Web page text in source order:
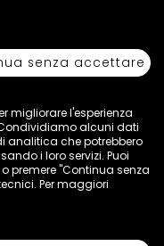
01222400598 • N° REA LT -
senza accettare
migliorare l'esperienza
alcuni dati
analitica che potrebbero
i loro servizi. Puoi
premere "Continua senza
Per maggiori